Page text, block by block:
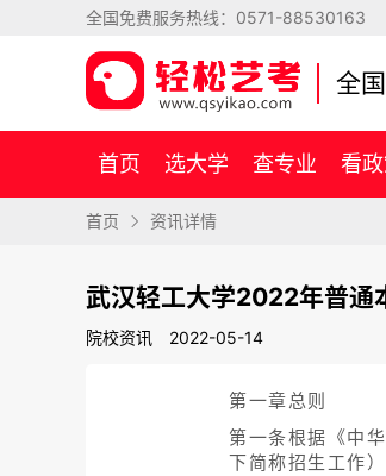
全国免费服务热线： 0571-88530163
全
首页 选大学 查专业 看
首页 资讯详情
武汉轻工大学2022年普通
院校资讯 2022-05-14
第一章总则
第一条根据《中
下简称招生工作